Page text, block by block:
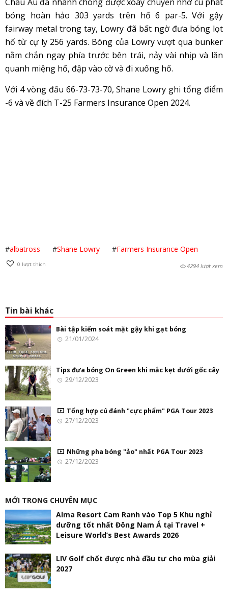
bóng hoàn hảo 303 yards trên hố 6 par-5. Với gậy
fairway metal trong tay, Lowry đã bất ngờ đưa bóng lọt
hố từ cự ly 256 yards. Bóng của Lowry vượt qua bunker
nằm chắn ngay phía trước bên trái, nảy vài nhịp và lăn
quanh miệng hố, đập vào cờ và đi xuống hố.
Với 4 vòng đấu 66-73-73-70, Shane Lowry ghi tổng điểm
-6 và về đích T-25 Farmers Insurance Open 2024.
#albatross #Shane Lowry #Farmers Insurance Open
0 lượt thích 4294 lượt xem
Tin bài khác
Bài tập kiểm soát mặt gậy khi gạt bóng
21/01/2024
Tips đưa bóng On Green khi mắc kẹt dưới gốc cây
29/12/2023
Tổng hợp cú đánh "cực phẩm" PGA Tour 2023
27/12/2023
Những pha bóng "ảo" nhất PGA Tour 2023
27/12/2023
MỚI TRONG CHUYÊN MỤC
Alma Resort Cam Ranh vào Top 5 Khu nghỉ
dưỡng tốt nhất Đông Nam Á tại Travel +
Leisure World’s Best Awards 2026
LIV Golf chốt được nhà đầu tư cho mùa giải
2027